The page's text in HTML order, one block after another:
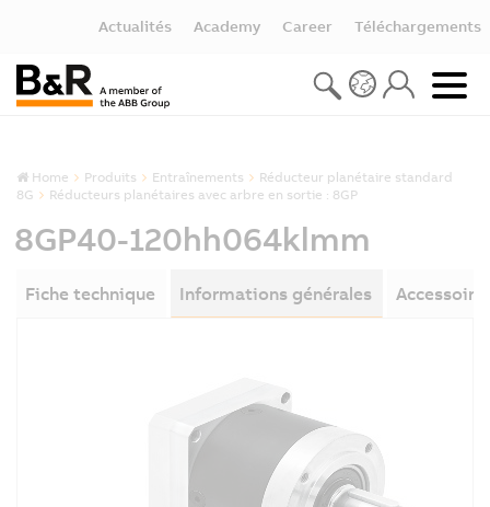
Actualités Academy Career Téléchargements
Home Produits Entraînements
Réducteur planétaire standard
8G
Réducteurs planétaires avec arbre en sortie : 8GP
8GP40-120hh064klmm
Fiche technique Informations générales